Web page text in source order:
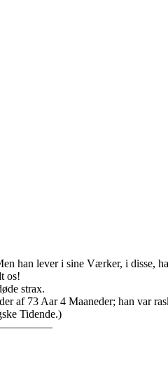
han lever i sine Værker, i disse,
os!
strax.
af 73 Aar 4 Maaneder; han var
Tidende.)